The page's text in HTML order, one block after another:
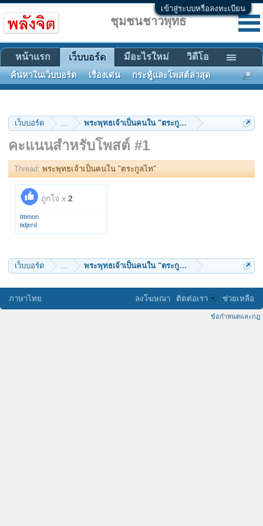
เข้าสู่ระบบหรือลงทะเบียน
เว็บบอร์ด ... พระพุทธเจ้าเป็นคนใน "ตระกูลไท"
คะแนนสำหรับโพสต์ #1
Thread: พระพุทธเจ้าเป็นคนใน "ตระกูลไท"
ถูกใจ x 2
Ittimon
tidjerd
เว็บบอร์ด ... พระพุทธเจ้าเป็นคนใน "ตระกูลไท"
ชุมชนชาวพุทธ
หน้าแรก เว็บบอร์ด
ค้นหาในเว็บบอร์ด เรื่องเด่น กระทู้และโพสต์ล่าสุด
มีอะไรใหม่ วิดีโอ
ภาษาไทย ลงโฆษณา ติดต่อเรา ช่วยเหลือ
ข้อกำหนดและกฎ